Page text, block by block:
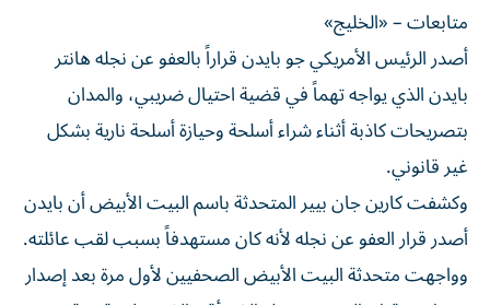
متابعات – «الخليج»
أصدر الرئيس الأمريكي جو بايدن قراراً بالعفو عن نجله هانتر
بايدن الذي يواجه تهماً في قضية احتيال ضريبي، والمدان
بتصريحات كاذبة أثناء شراء أسلحة وحيازة أسلحة نارية بشكل
غير قانوني.
وكشفت كارين جان بيير المتحدثة باسم البيت الأبيض أن بايدن
أصدر قرار العفو عن نجله لأنه كان مستهدفاً بسبب لقب عائلته.
وواجهت متحدثة البيت الأبيض الصحفيين لأول مرة بعد إصدار